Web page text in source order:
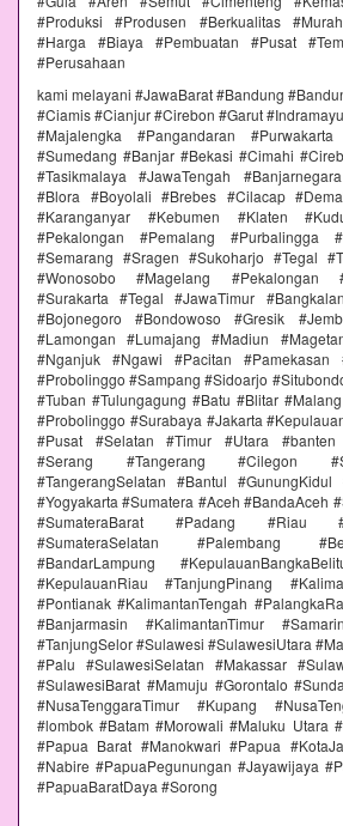
#Produksi #Produsen #Berkualitas
#Harga #Biaya #Pembuatan #Pusat
#Perusahaan
kami melayani #JawaBarat #Bandung
#Ciamis #Cianjur #Cirebon #Garut
#Majalengka #Pangandaran
#Sumedang #Banjar #Bekasi #Cimahi
#Tasikmalaya #JawaTengah
#Blora #Boyolali #Brebes #Cilacap
#Karanganyar #Kebumen #Klaten
#Pekalongan #Pemalang #Purbalingga
#Semarang #Sragen #Sukoharjo #Tegal
#Wonosobo #Magelang #Pekalongan
#Surakarta #Tegal #JawaTimur
#Bojonegoro #Bondowoso #Gresik
#Lamongan #Lumajang #Madiun
#Nganjuk #Ngawi #Pacitan #Pamekasan
#Probolinggo #Sampang #Sidoarjo
#Tuban #Tulungagung #Batu #Blitar
#Probolinggo #Surabaya #Jakarta
#Pusat #Selatan #Timur #Utara #banten
#Serang #Tangerang #Cilegon
#TangerangSelatan #Bantul #GunungKidul
#Yogyakarta #Sumatera #Aceh #BandaAceh
#SumateraBarat #Padang #Riau
#SumateraSelatan #Palembang
#BandarLampung
#KepulauanRiau #TanjungPinang
#Pontianak #KalimantanTengah
#Banjarmasin #KalimantanTimur
#TanjungSelor #Sulawesi #SulawesiUtara
#Palu #SulawesiSelatan #Makassar
#SulawesiBarat #Mamuju #Gorontalo
#NusaTenggaraTimur #Kupang
#lombok #Batam #Morowali #Maluku Utara
#Papua Barat #Manokwari #Papua
#Nabire #PapuaPegunungan #Jayawijaya
#PapuaBaratDaya #Sorong